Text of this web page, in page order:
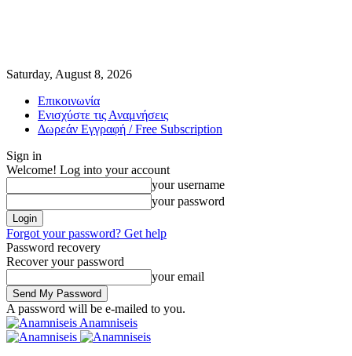
Saturday, August 8, 2026
Επικοινωνία
Ενισχύστε τις Αναμνήσεις
Δωρεάν Εγγραφή / Free Subscription
Sign in
Welcome! Log into your account
your username
your password
Forgot your password? Get help
Password recovery
Recover your password
your email
A password will be e-mailed to you.
Anamniseis